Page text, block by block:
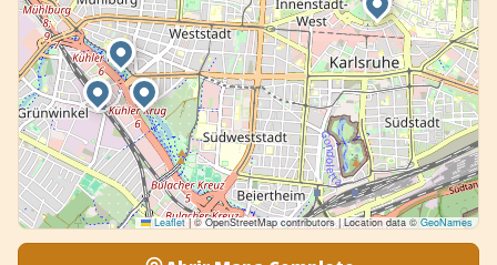
Leaflet |© OpenStreetMap contributors | Location data ©GeoNames